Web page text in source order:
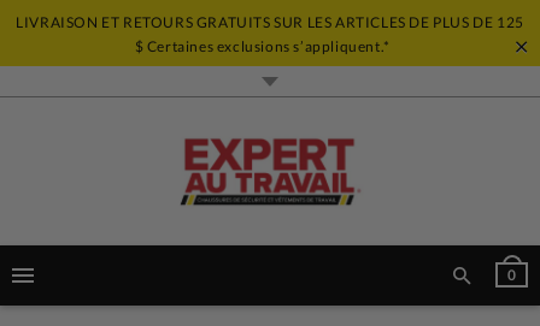
LIVRAISON ET RETOURS GRATUITS SUR LES ARTICLES DE PLUS DE 125
$ Certaines exclusions s’appliquent.*
0